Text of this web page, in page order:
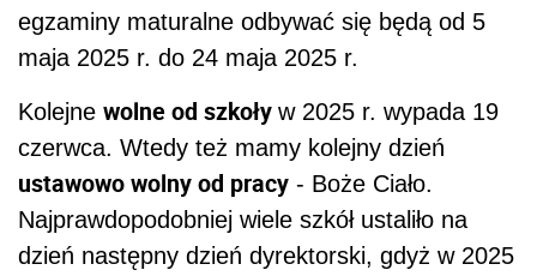
egzaminy maturalne odbywać się będą od 5
maja 2025 r. do 24 maja 2025 r.
Kolejne wolne od szkoły w 2025 r. wypada 19
czerwca. Wtedy też mamy kolejny dzień
ustawowo wolny od pracy - Boże Ciało.
Najprawdopodobniej wiele szkół ustaliło na
dzień następny dzień dyrektorski, gdyż w 2025